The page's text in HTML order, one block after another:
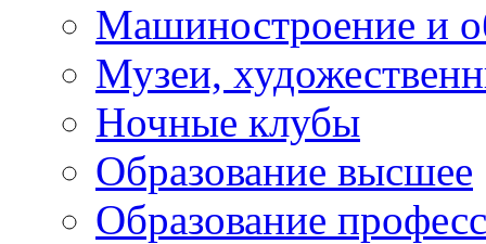
Машиностроение и
Музеи,
Ночные клубы
Образование высшее
Образование